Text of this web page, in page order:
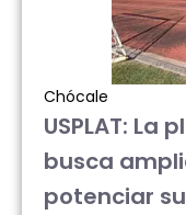
Chócale
USPLAT:
busca
potenciar